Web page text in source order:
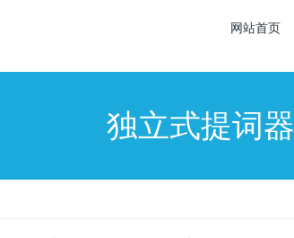
网站首页
独立式提词器